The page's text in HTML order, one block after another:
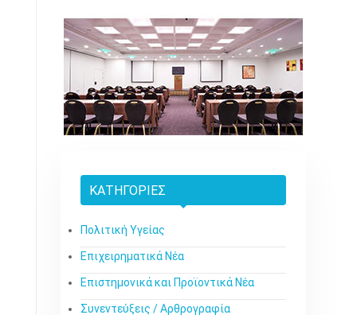
ΚΑΤΗΓΟΡΊΕΣ
Πολιτική Υγείας
Επιχειρηματικά Νέα
Επιστημονικά και Προϊοντικά Νέα
Συνεντεύξεις / Αρθρογραφία